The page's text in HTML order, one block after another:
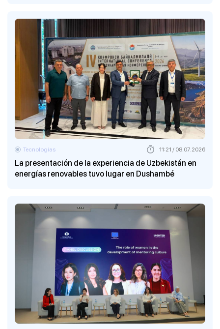
La presentación de la experiencia de Uzbekistán en
energías renovables tuvo lugar en Dushambé
Tecnologías 11:21 / 08.07.2026